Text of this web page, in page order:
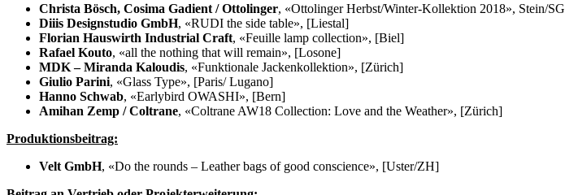
Christa Bösch, Cosima Gadient / Ottolinger, «Ottolinger Herbst/Winter-Kollektion 2018», Stein/SG
Diiis Designstudio GmbH, «RUDI the side table», [Liestal]
Florian Hauswirth Industrial Craft, «Feuille lamp collection», [Biel]
Rafael Kouto, «all the nothing that will remain», [Losone]
MDK – Miranda Kaloudis, «Funktionale Jackenkollektion», [Zürich]
Giulio Parini, «Glass Type», [Paris/ Lugano]
Hanno Schwab, «Earlybird OWASHI», [Bern]
Amihan Zemp / Coltrane, «Coltrane AW18 Collection: Love and the Weather», [Zürich]
Produktionsbeitrag:
Velt GmbH, «Do the rounds – Leather bags of good conscience», [Uster/ZH]